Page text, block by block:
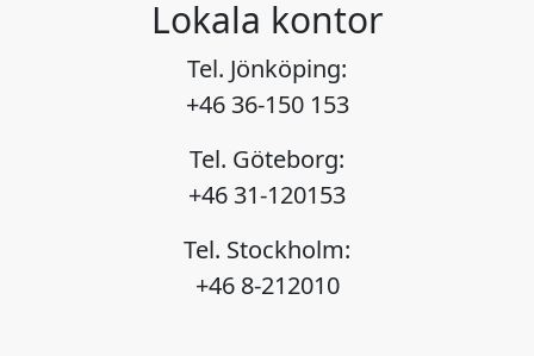
Lokala kontor
Tel. Jönköping:
+46 36-150 153
Tel. Göteborg:
+46 31-120153
Tel. Stockholm:
+46 8-212010